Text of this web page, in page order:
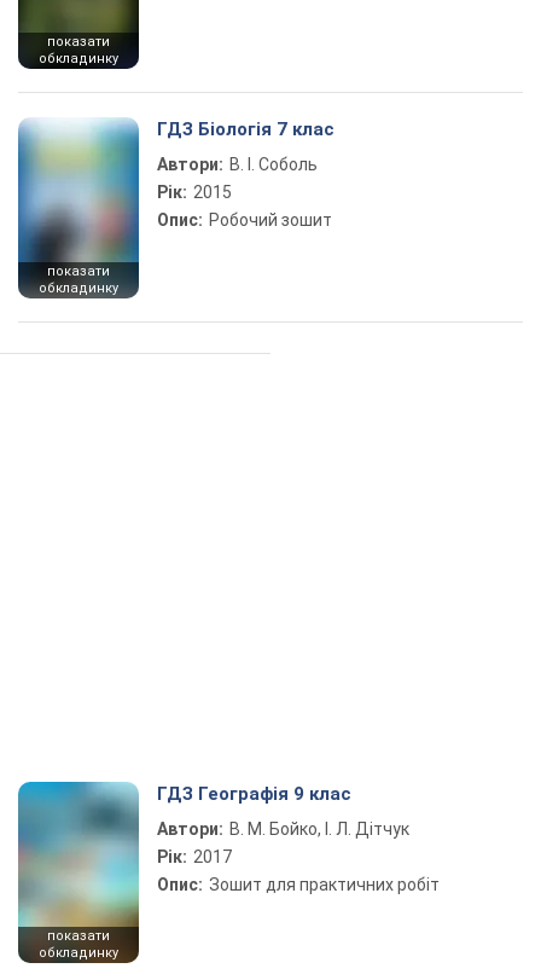
показати
обкладинку
показати
обкладинку
ГДЗ Біологія 7 клас
Автори: В. І. Соболь
Рік: 2015
Опис: Робочий зошит
показати
обкладинку
ГДЗ Географія 9 клас
Автори: В. М. Бойко, І. Л. Дітчук
Рік: 2017
Опис: Зошит для практичних робіт